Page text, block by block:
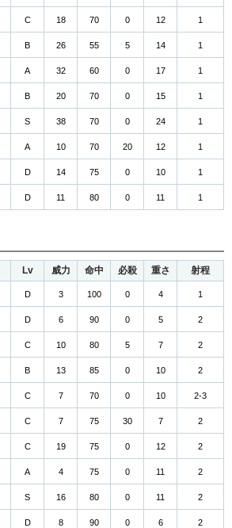
C 18 70 0 12 1
B 26 55 5 14 1
A 32 60 0 17 1
B 20 70 0 15 1
S 38 70 0 24 1
A 10 70 20 12 1
D 14 75 0 10 1
D 11 80 0 11 1
Lv 威力 命中 必殺 重さ 射程
D 3 100 0 4 1
D 6 90 0 5 2
C 10 80 5 7 2
B 13 85 0 10 2
C 7 70 0 10 2-3
C 7 75 30 7 2
C 19 75 0 12 2
A 4 75 0 11 2
S 16 80 0 11 2
D 8 90 0 6 2